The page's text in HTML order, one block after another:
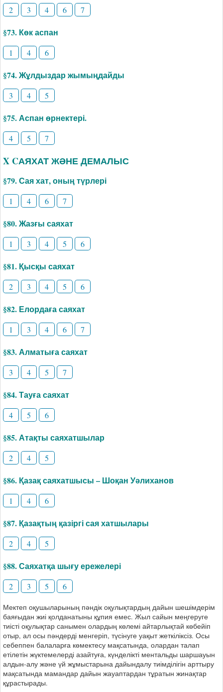
2 3 4 6 7
§73. Көк аспан
1 4 6
§74. Жұлдыздар жымыңдайды
3 4 5
§75. Аспан өрнектері.
4 5 7
X CАЯХАТ ЖӘНЕ ДЕМАЛЫС
§79. Сая хат, оның түрлері
1 4 6 7
§80. Жазғы саяхат
1 3 4 5 6
§81. Қысқы саяхат
2 3 4 5 6
§82. Елордаға саяхат
1 3 4 6 7
§83. Алматыға саяхат
3 4 5 7
§84. Тауға саяхат
4 5 6
§85. Атақты саяхатшылар
2 4 5
§86. Қазақ саяхатшысы – Шоқан Уәлиханов
1 4 6
§87. Қазақтың қазіргі сая хатшылары
2 4 5
§88. Саяхатқа шығу ережелері
2 3 5 6
Мектеп оқушыларының пәндік оқулықтардың дайын шешімдерім
баяғыдан жиі қолданатыны құпия емес. Жыл сайын меңгеруге
тиісті оқулықтар санымен олардың көлемі айтарлықтай көбейіп
отыр, ал осы пәндерді менгеріп, түсінуге уақыт жеткіліксіз. Осы
себеппен балаларға көмектесу мақсатында, олардан талап
етілетін жүктемелерді азайтуға, күнделікті ментальды шаршауын
алдын-алу және үй жұмыстарына дайындалу тиімділігін арттыру
мақсатында мамандар дайын жауаптардан тұратын жинақтар
құрастырады.